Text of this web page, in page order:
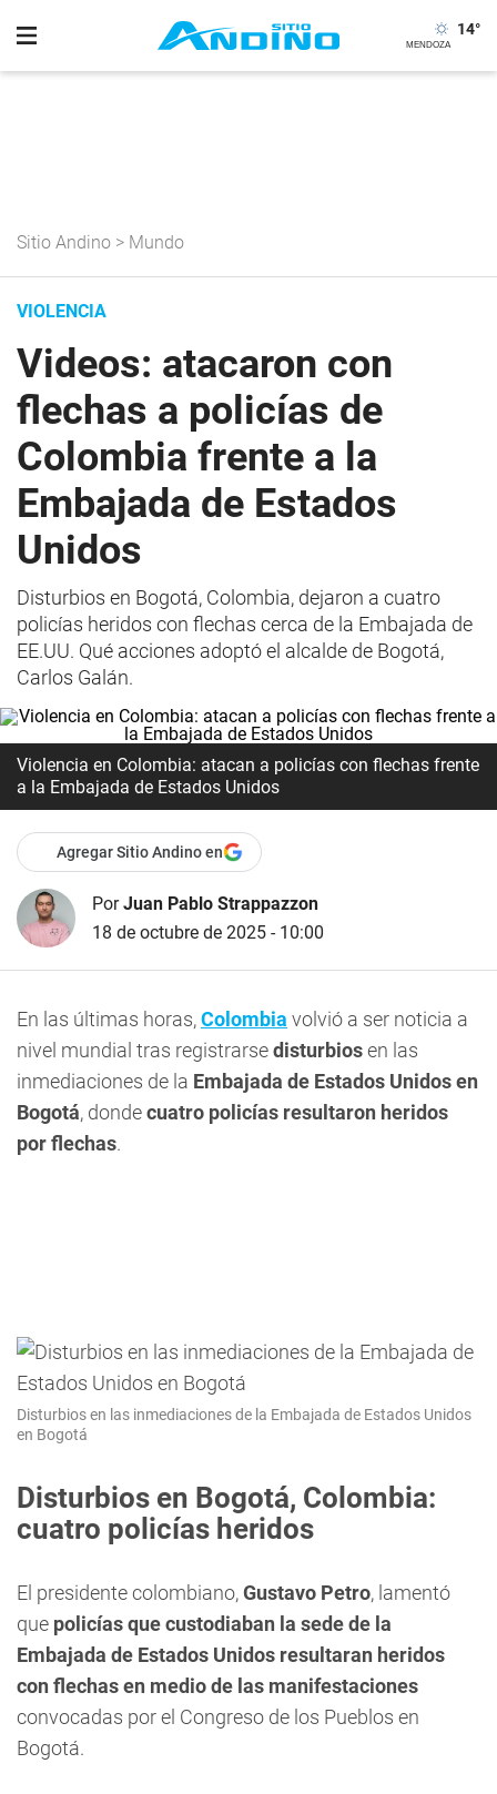
14°
Sitio Andino > Mundo
VIOLENCIA
Videos: atacaron con
flechas a policías de
Colombia frente a la
Embajada de Estados
Unidos
Disturbios en Bogotá, Colombia, dejaron a cuatro
policías heridos con flechas cerca de la Embajada de
EE.UU. Qué acciones adoptó el alcalde de Bogotá,
Carlos Galán.
Violencia en Colombia: atacan a policías con flechas frente
a la Embajada de Estados Unidos
Agregar Sitio Andino en
PorJuan Pablo Strappazzon
18 de octubre de 2025 - 10:00
En las últimas horas,Colombia volvió a ser noticia a
nivel mundial tras registrarsedisturbiosen las
inmediaciones de la Embajada de Estados Unidos en
Bogotá, dondecuatro policías resultaron heridos
por flechas.
Disturbios en las inmediaciones de la Embajada de Estados Unidos
en Bogotá
Disturbios en Bogotá, Colombia:
cuatro policías heridos
El presidente colombiano,Gustavo Petro, lamentó
que policías que custodiaban la sede de la
Embajada de Estados Unidos resultaran heridos
con flechas en medio de las manifestaciones
convocadas por el Congreso de los Pueblos en
Bogotá.